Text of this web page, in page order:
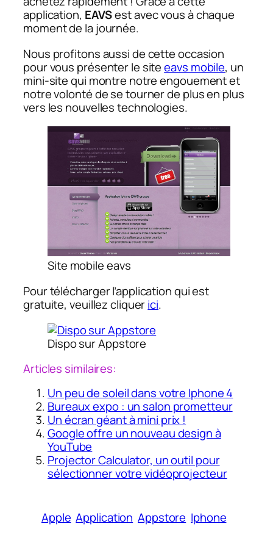
application, EAVSest avec vous à chaque
moment de la journée.
Nous profitons aussi de cette occasion
pour vous présenter le siteeavs mobile, un
mini-site qui montre notre engouement et
notre volonté de se tourner de plus en plus
vers les nouvelles technologies.
Site mobile eavs
Pour télécharger l’application qui est
gratuite, veuillez cliquerici.
Dispo sur Appstore
Articles similaires:
Un peu de soleil dans votre Iphone 4
Bureaux expo : un salon prometteur
Un écran géant à mini prix !
Google offre un nouveau design à
YouTube
Projector Calculator, un outil pour
sélectionner votre vidéoprojecteur
Apple Application Appstore Iphone